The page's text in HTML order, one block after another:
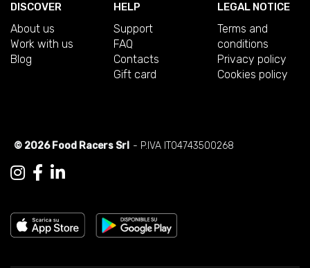
DISCOVER
About us
Work with us
Blog
HELP
Support
FAQ
Contacts
Gift card
LEGAL NOTICE
Terms and
conditions
Privacy policy
Cookies policy
© 2026 Food Racers Srl - P.IVA IT04743500268